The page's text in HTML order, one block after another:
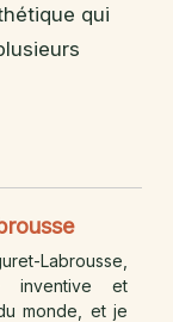
qui
Labrousse,
inventive et
monde, et je